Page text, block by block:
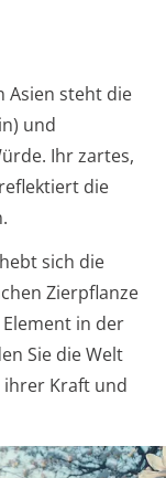
Asien steht die
und
Ihr zartes,
die
sich die
Zierpflanze
in der
Sie die Welt
ihrer Kraft und